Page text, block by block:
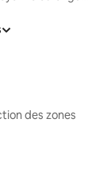
des zones